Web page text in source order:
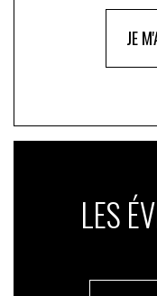
JE
LES